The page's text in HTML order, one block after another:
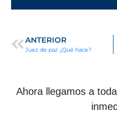
ANTERIOR
Juez de paz ¿Qué hace?
Ahora llegamos a